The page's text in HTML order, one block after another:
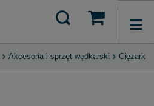
Akcesoria i sprzęt wędkarski Ciężarki